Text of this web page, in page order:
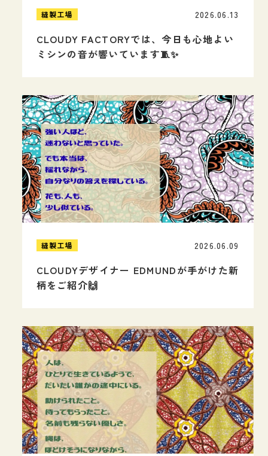
縫製工場
CLOUDY FACTORYでは、今日も心地よい
ミシンの音が響いています🧵✨
2026.06.13
縫製工場
CLOUDYデザイナー EDMUNDが手がけた新
柄をご紹介🙌
2026.06.09